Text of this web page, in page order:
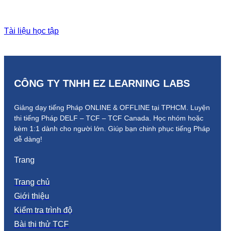
Tài liệu học tập
CÔNG TY TNHH EZ LEARNING LABS
Giảng dạy tiếng Pháp ONLINE & OFFLINE tại TPHCM. Luyện
thi tiếng Pháp DELF – TCF – TCF Canada. Học nhóm hoặc
kèm 1:1 dành cho người lớn. Giúp bạn chinh phục tiếng Pháp
dễ dàng!
Trang
Trang chủ
Giới thiệu
Kiểm tra trình độ
Bài thi thử TCF